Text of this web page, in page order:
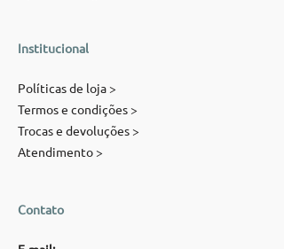
Institucional
Políticas de loja >
Termos e condições >
Trocas e devoluções >
Atendimento >
Contato